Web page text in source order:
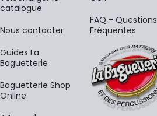
catalogue
Nous contacter
Guides La
Baguetterie
Baguetterie Shop
Online
FAQ - Questions
Fréquentes